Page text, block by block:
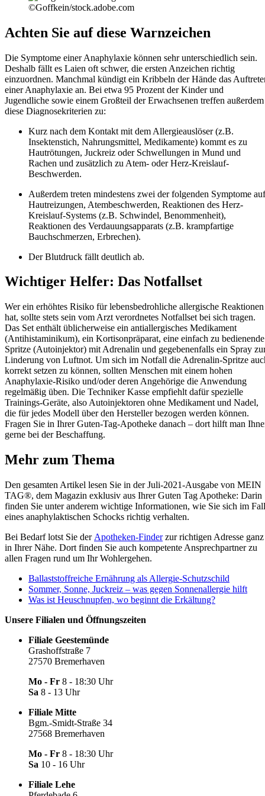
©Goffkein/stock.adobe.com
Achten Sie auf diese Warnzeichen
Die Symptome einer Anaphylaxie können sehr unterschiedlich sein.
Deshalb fällt es Laien oft schwer, die ersten Anzeichen richtig
einzuordnen. Manchmal kündigt ein Kribbeln der Hände das
einer Anaphylaxie an. Bei etwa 95 Prozent der Kinder und
Jugendliche sowie einem Großteil der Erwachsenen treffen außerdem
diese Diagnosekriterien zu:
Kurz nach dem Kontakt mit dem Allergieauslöser (z.B.
Insektenstich, Nahrungsmittel, Medikamente) kommt es zu
Hautrötungen, Juckreiz oder Schwellungen in Mund und
Rachen und zusätzlich zu Atem- oder Herz-Kreislauf-
Beschwerden.
Außerdem treten mindestens zwei der folgenden Symptome
Hautreizungen, Atembeschwerden, Reaktionen des Herz-
Kreislauf-Systems (z.B. Schwindel, Benommenheit),
Reaktionen des Verdauungsapparats (z.B. krampfartige
Bauchschmerzen, Erbrechen).
Der Blutdruck fällt deutlich ab.
Wichtiger Helfer: Das Notfallset
Wer ein erhöhtes Risiko für lebensbedrohliche allergische Reaktionen
hat, sollte stets sein vom Arzt verordnetes Notfallset bei sich tragen.
Das Set enthält üblicherweise ein antiallergisches Medikament
(Antihistaminikum), ein Kortisonpräparat, eine einfach zu bedienende
Spritze (Autoinjektor) mit Adrenalin und gegebenenfalls ein Spray
Linderung von Luftnot. Um sich im Notfall die Adrenalin-Spritze
korrekt setzen zu können, sollten Menschen mit einem hohen
Anaphylaxie-Risiko und/oder deren Angehörige die Anwendung
regelmäßig üben. Die Techniker Kasse empfiehlt dafür spezielle
Trainings-Geräte, also Autoinjektoren ohne Medikament und Nadel,
die für jedes Modell über den Hersteller bezogen werden können.
Fragen Sie in Ihrer Guten-Tag-Apotheke danach – dort hilft man
gerne bei der Beschaffung.
Mehr zum Thema
Den gesamten Artikel lesen Sie in der Juli-2021-Ausgabe von MEIN
TAG®, dem Magazin exklusiv aus Ihrer Guten Tag Apotheke: Darin
finden Sie unter anderem wichtige Informationen, wie Sie sich im Fall
eines anaphylaktischen Schocks richtig verhalten.
Bei Bedarf lotst Sie der Apotheken-Finderzur richtigen Adresse ganz
in Ihrer Nähe. Dort finden Sie auch kompetente Ansprechpartner zu
allen Fragen rund um Ihr Wohlergehen.
Ballaststoffreiche Ernährung als Allergie-Schutzschild
Sommer, Sonne, Juckreiz – was gegen Sonnenallergie hilft
Was ist Heuschnupfen, wo beginnt die Erkältung?
Unsere Filialen und Öffnungszeiten
Filiale Geestemünde
Grashoffstraße 7
27570 Bremerhaven
Mo - Fr 8 - 18:30 Uhr
Sa 8 - 13 Uhr
Filiale Mitte
Bgm.-Smidt-Straße 34
27568 Bremerhaven
Mo - Fr 8 - 18:30 Uhr
Sa 10 - 16 Uhr
Filiale Lehe